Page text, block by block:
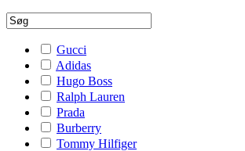
Gucci
Adidas
Hugo Boss
Ralph Lauren
Prada
Burberry
Tommy Hilfiger